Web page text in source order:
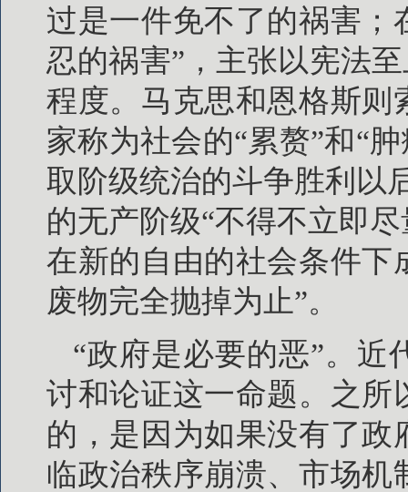
过是一件免不了的祸害
忍的祸害”，主张以宪法
程度。马克思和恩格斯则
家称为社会的“累赘”和“
取阶级统治的斗争胜利以
的无产阶级“不得不立即
在新的自由的社会条件下
废物完全抛掉为止”。
“政府是必要的恶”。近
讨和论证这一命题。之所
的，是因为如果没有了
临政治秩序崩溃、市场